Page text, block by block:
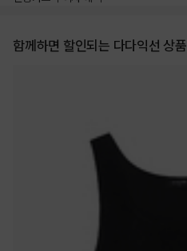
함께하면 할인되는 다다익선 상품